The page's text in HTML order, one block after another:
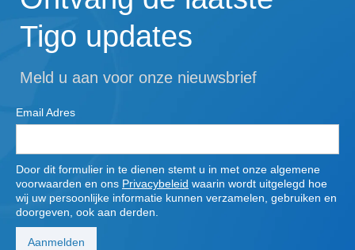
Tigo updates
Meld u aan voor onze nieuwsbrief
Email Adres
Door dit formulier in te dienen stemt u in met onze algemene
voorwaarden en ons Privacybeleid waarin wordt uitgelegd hoe
wij uw persoonlijke informatie kunnen verzamelen, gebruiken en
doorgeven, ook aan derden.